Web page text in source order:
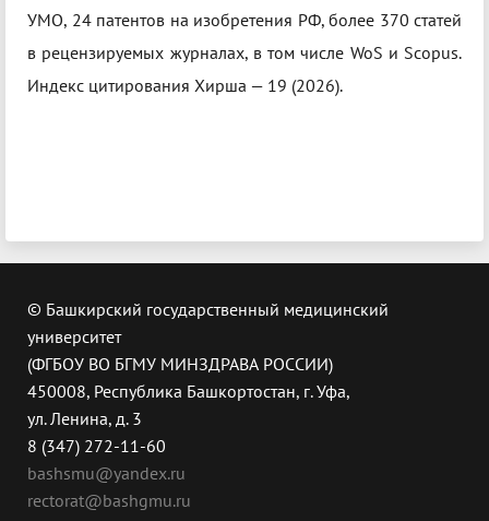
УМО, 24 патентов на изобретения РФ, более 370 статей
в рецензируемых журналах, в том числе WoS и Scopus.
Индекс цитирования Хирша — 19 (2026).
© Башкирский государственный медицинский
университет
(ФГБОУ ВО БГМУ МИНЗДРАВА РОССИИ)
450008, Республика Башкортостан, г. Уфа,
ул. Ленина, д. 3
8 (347) 272-11-60
bashsmu@yandex.ru
rectorat@bashgmu.ru